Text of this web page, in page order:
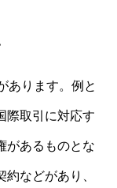
あります。例と
際取引に対応す
があるものとな
などがあり、